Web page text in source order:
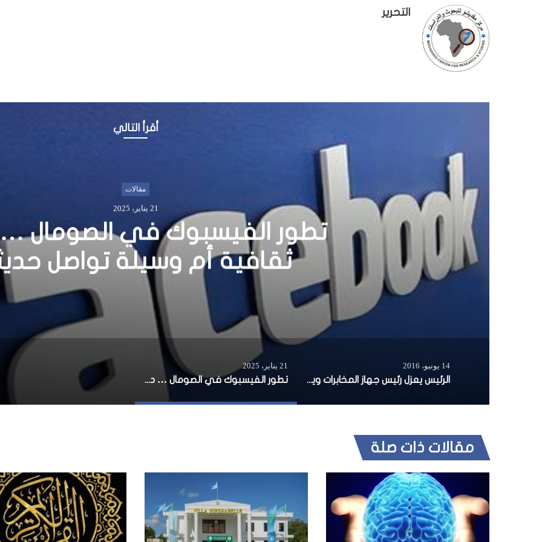
التحرير
أقرأ التالي
أخبار
14 يونيو، 2016
الرئيس يعزل رئيس جهاز
ويعين الجنرال غافو بديلا
14 يونيو، 2016
الرئيس يعزل رئيس جهاز المخابرات ويعين الجنرال غافو بديلا
21 يناير، 2025
تطور الفيسبوك في الصومال … دلالة ثقافية أم وسيلة تواصل حديثة
مقالات ذات صلة